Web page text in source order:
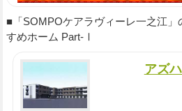
■「SOMPOケアラヴィーレ一之江」
すめホーム Part-Ⅰ
アズ